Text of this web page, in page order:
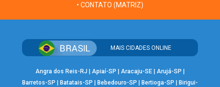
• CONTATO (MATRIZ)
MAIS CIDADES ONLINE
Angra dos Reis-RJ Apiaí-SP Aracaju-SE| Arujá-SP
Barretos-SP
Batatais-SP Bebedouro-SP Bertioga-SP
Birigui-